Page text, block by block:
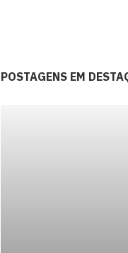
POSTAGENS EM